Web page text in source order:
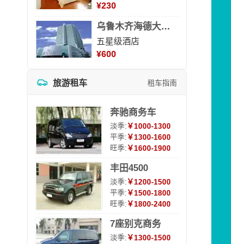
¥230
乌鲁木齐海德大酒店
五星级酒店
¥600
旅游租车 租车指南
奔驰商务车
淡季:￥1000-1300
平季:￥1300-1600
旺季:￥1600-1900
丰田4500
淡季:￥1200-1500
平季:￥1500-1800
旺季:￥1800-2400
7座别克商务
淡季:￥1300-1500